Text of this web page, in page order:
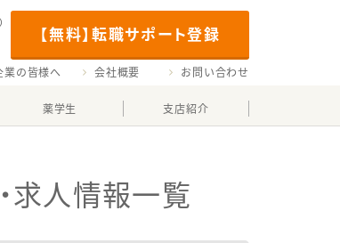
【無料】転職サポート登録
業の皆様へ 会社概要 お問い合わせ
薬学生 支店紹介
求人情報一覧